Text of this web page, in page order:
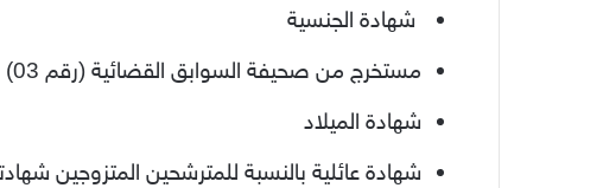
شهادة الجنسية
مستخرج من صحيفة السوابق القضائية (رقم 03) سارية المفعول
شهادة الميلاد
شهادة عائلية بالنسبة للمترشحين المتزوجين